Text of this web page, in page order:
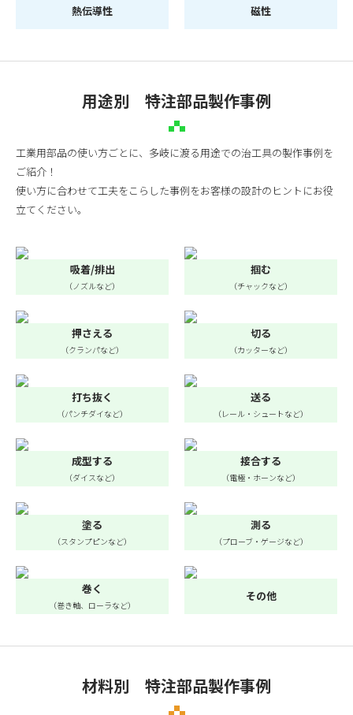
熱伝導性 磁性
用途別 特注部品製作事例
工業用部品の使い方ごとに、多岐に渡る用途での治工具の製作事例を
ご紹介！
使い方に合わせて工夫をこらした事例をお客様の設計のヒントにお役
立てください。
吸着/排出
（ノズルなど）
掴む
（チャックなど）
押さえる
（クランパなど）
切る
（カッターなど）
打ち抜く
（パンチダイなど）
送る
（レール・シュートなど）
成型する
（ダイスなど）
接合する
（電極・ホーンなど）
塗る
（スタンプピンなど）
測る
（プローブ・ゲージなど）
巻く
（巻き軸、ローラなど）
その他
材料別 特注部品製作事例